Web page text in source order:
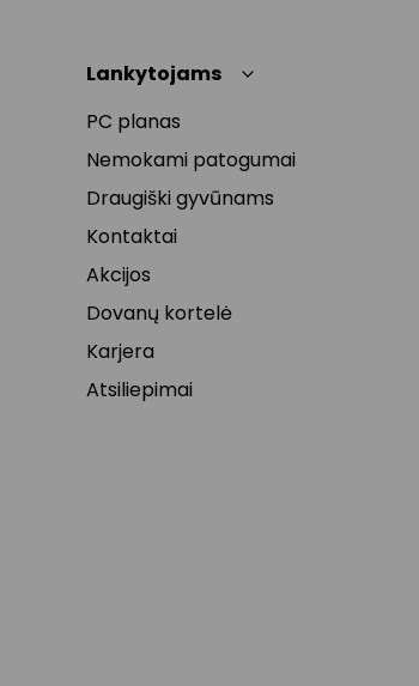
Lankytojams
PC planas
Nemokami patogumai
Draugiški gyvūnams
Kontaktai
Akcijos
Dovanų kortelė
Karjera
Atsiliepimai